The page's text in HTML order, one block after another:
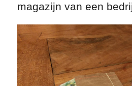
magazijn van een